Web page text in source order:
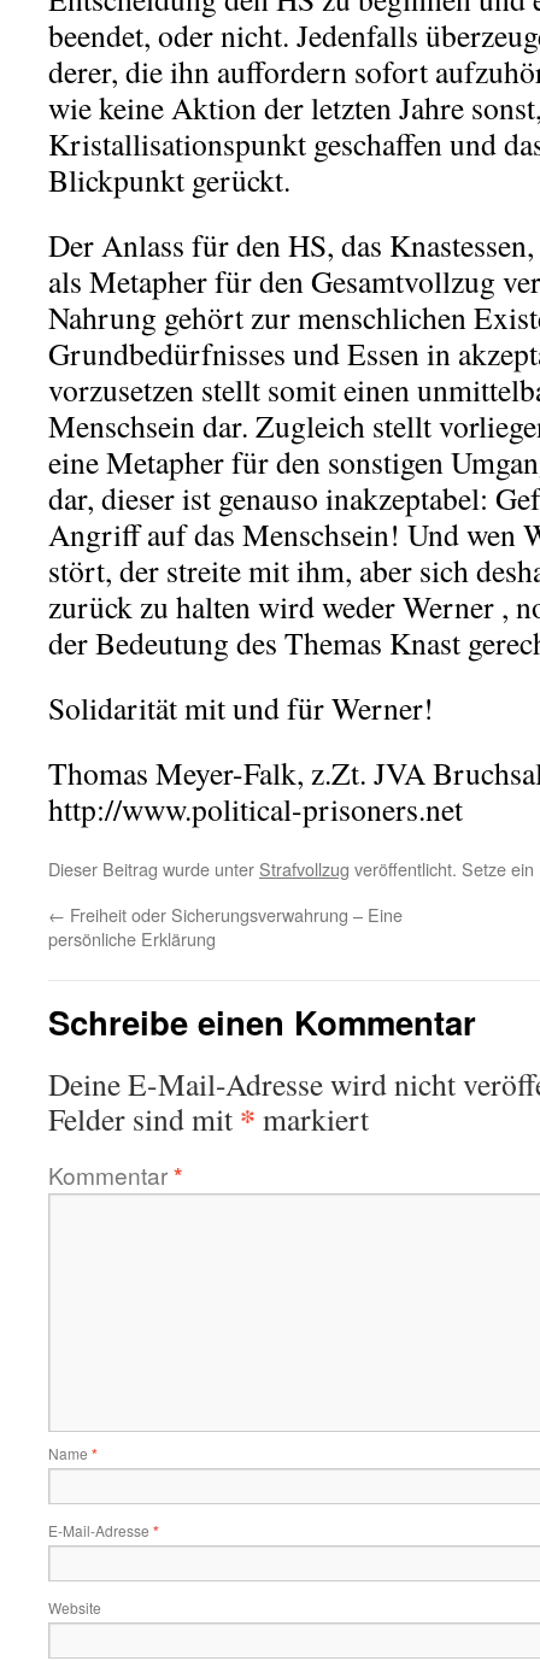
beendet, oder nicht. Jedenfalls
derer, die ihn auffordern sofort
wie keine Aktion der letzten Jahre
Kristallisationspunkt geschaffen und
Blickpunkt gerückt.
Der Anlass für den HS, das
als Metapher für den Gesamtvollzug
Nahrung gehört zur menschlichen
Grundbedürfnisses und Essen in
vorzusetzen stellt somit einen
Menschsein dar. Zugleich stellt
eine Metapher für den sonstigen
dar, dieser ist genauso inakzeptabel:
Angriff auf das Menschsein! Und wen
stört, der streite mit ihm, aber sich
zurück zu halten wird weder Werner ,
der Bedeutung des Themas Knast
Solidarität mit und für Werner!
Thomas Meyer-Falk, z.Zt. JVA
http://www.political-prisoners.net
Dieser Beitrag wurde unter Strafvollzug veröffentlicht. Setze
← Freiheit oder Sicherungsverwahrung – Eine
persönliche Erklärung
Schreibe einen Kommentar
Deine E-Mail-Adresse wird nicht
Felder sind mit * markiert
Kommentar*
Name *
E-Mail-Adresse *
Website